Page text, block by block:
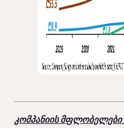
კომპანიის მფლობელები: